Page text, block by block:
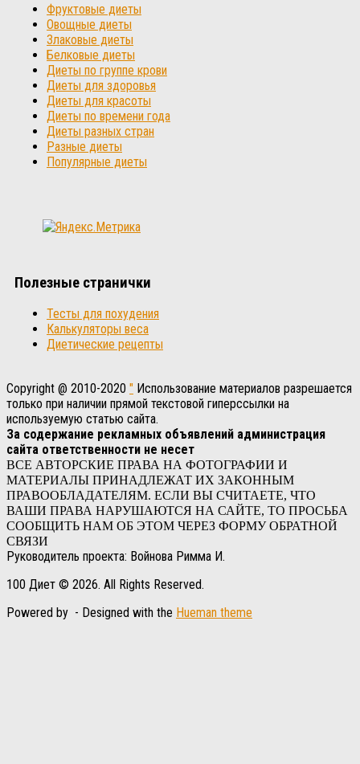
Фруктовые диеты
Овощные диеты
Злаковые диеты
Белковые диеты
Диеты по группе крови
Диеты для здоровья
Диеты для красоты
Диеты по времени года
Диеты разных стран
Разные диеты
Популярные диеты
Полезные странички
Тесты для похудения
Калькуляторы веса
Диетические рецепты
Copyright @ 2010-2020 " Использование материалов разрешается
только при наличии прямой текстовой гиперссылки на
используемую статью сайта.
За содержание рекламных объявлений администрация
сайта ответственности не несет
ВСЕ АВТОРСКИЕ ПРАВА НА ФОТОГРАФИИ И
МАТЕРИАЛЫ ПРИНАДЛЕЖАТ ИХ ЗАКОННЫМ
ПРАВООБЛАДАТЕЛЯМ. ЕСЛИ ВЫ СЧИТАЕТЕ, ЧТО
ВАШИ ПРАВА НАРУШАЮТСЯ НА САЙТЕ, ТО ПРОСЬБА
СООБЩИТЬ НАМ ОБ ЭТОМ ЧЕРЕЗ ФОРМУ ОБРАТНОЙ
СВЯЗИ
Руководитель проекта: Войнова Римма И.
100 Диет © 2026. All Rights Reserved.
Powered by - Designed with the Hueman theme